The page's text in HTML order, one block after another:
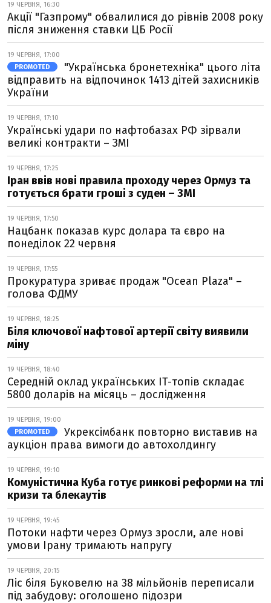
19 ЧЕРВНЯ, 16:30
Акції "Газпрому" обвалилися до рівнів 2008 року
після зниження ставки ЦБ Росії
19 ЧЕРВНЯ, 17:00
PROMOTED
"Українська бронетехніка" цього літа
відправить на відпочинок 1413 дітей захисників
України
19 ЧЕРВНЯ, 17:10
Українські удари по нафтобазах РФ зірвали
великі контракти – ЗМІ
19 ЧЕРВНЯ, 17:25
Іран ввів нові правила проходу через Ормуз та
готується брати гроші з суден – ЗМІ
19 ЧЕРВНЯ, 17:50
Нацбанк показав курс долара та євро на
понеділок 22 червня
19 ЧЕРВНЯ, 17:55
Прокуратура зриває продаж "Ocean Plaza" –
голова ФДМУ
19 ЧЕРВНЯ, 18:25
Біля ключової нафтової артерії світу виявили
міну
19 ЧЕРВНЯ, 18:40
Середній оклад українських IT-топів складає
5800 доларів на місяць – дослідження
19 ЧЕРВНЯ, 19:00
PROMOTED
Укрексімбанк повторно виставив на
аукціон права вимоги до автохолдингу
19 ЧЕРВНЯ, 19:10
Комуністична Куба готує ринкові реформи на тлі
кризи та блекаутів
19 ЧЕРВНЯ, 19:45
Потоки нафти через Ормуз зросли, але нові
умови Ірану тримають напругу
19 ЧЕРВНЯ, 20:15
Ліс біля Буковелю на 38 мільйонів переписали
під забудову: оголошено підозри